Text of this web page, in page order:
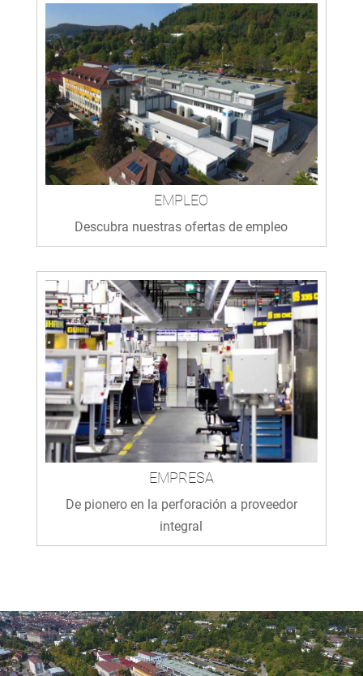
EMPLEO
Descubra nuestras ofertas de empleo
EMPRESA
De pionero en la perforación a proveedor
integral